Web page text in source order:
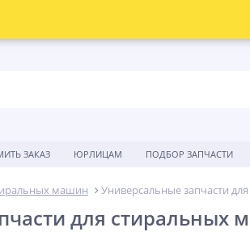
ЗАКАЗ ЮРЛИЦАМ ПОДБОР ЗАПЧАСТИ
машин Универсальные запчасти
для стиральных